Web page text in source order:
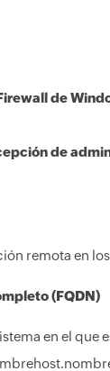
de
de
remota en
(FQDN)
en el